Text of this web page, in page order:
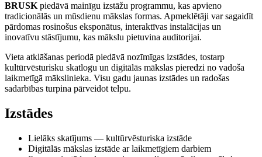
BRUSKpiedāvā mainīgu izstāžu programmu, kas apvieno
tradicionālās un mūsdienu mākslas formas. Apmeklētāji var sagaidīt
pārdomas rosinošus eksponātus, interaktīvas instalācijas un
inovatīvu stāstījumu, kas mākslu pietuvina auditorijai.
Vieta atklāšanas periodā piedāvā nozīmīgas izstādes, tostarp
kultūrvēsturisku skatlogu un digitālās mākslas pieredzi no vadoša
laikmetīgā mākslinieka. Visu gadu jaunas izstādes un radošas
sadarbības turpina pārveidot telpu.
Izstādes
Lielāks skatījums — kultūrvēsturiska izstāde
Digitālās mākslas izstāde ar laikmetīgiem darbiem